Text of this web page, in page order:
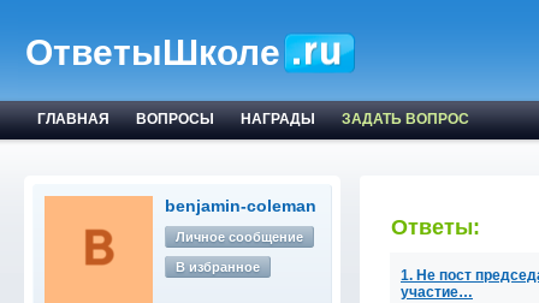
ОтветыШколе
ГЛАВНАЯ ВОПРОСЫ НАГРАДЫ ЗАДАТЬ ВОПРОС
benjamin-coleman
Личное сообщение
В избранное
Ответы:
1. Не пост
участие…